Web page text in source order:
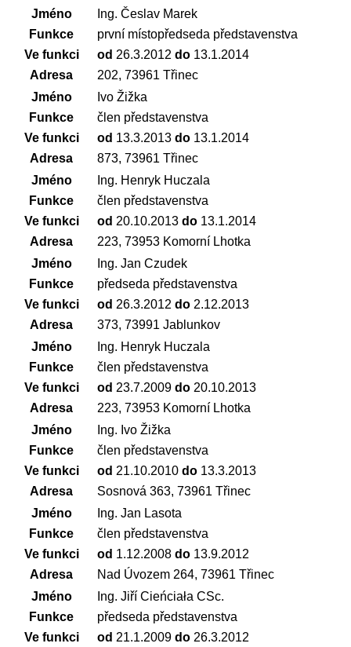
Jméno
Ing. Česlav Marek
Funkce
první místopředseda představenstva
Ve funkci
od 26.3.2012 do13.1.2014
Adresa
202, 73961 Třinec
Jméno
Ivo Žižka
Funkce
člen představenstva
Ve funkci
od 13.3.2013 do13.1.2014
Adresa
873, 73961 Třinec
Jméno
Ing. Henryk Huczala
Funkce
člen představenstva
Ve funkci
od 20.10.2013 do13.1.2014
Adresa
223, 73953 Komorní Lhotka
Jméno
Ing. Jan Czudek
Funkce
předseda představenstva
Ve funkci
od 26.3.2012 do2.12.2013
Adresa
373, 73991 Jablunkov
Jméno
Ing. Henryk Huczala
Funkce
člen představenstva
Ve funkci
od 23.7.2009 do20.10.2013
Adresa
223, 73953 Komorní Lhotka
Jméno
Ing. Ivo Žižka
Funkce
člen představenstva
Ve funkci
od 21.10.2010 do13.3.2013
Adresa
Sosnová 363, 73961 Třinec
Jméno
Ing. Jan Lasota
Funkce
člen představenstva
Ve funkci
od 1.12.2008 do13.9.2012
Adresa
Nad Úvozem 264, 73961 Třinec
Jméno
Ing. Jiří Cieńciała CSc.
Funkce
předseda představenstva
Ve funkci
od 21.1.2009 do26.3.2012